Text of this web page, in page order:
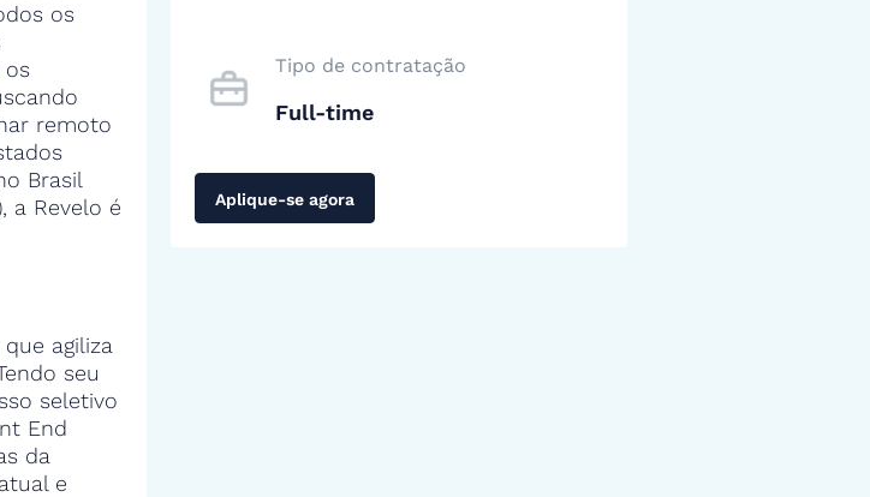
os
os
remoto
Brasil
a Revelo é
agiliza
seu
seletivo
End
da
e
Tipo de contratação
Full-time
Aplique-se agora